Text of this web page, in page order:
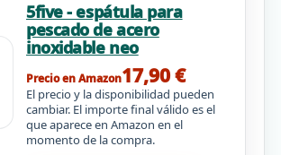
5five - espátula para
pescado de acero
inoxidable neo
Precio en Amazon17,90 €
El precio y la disponibilidad pueden
cambiar. El importe final válido es el
que aparece en Amazon en el
momento de la compra.